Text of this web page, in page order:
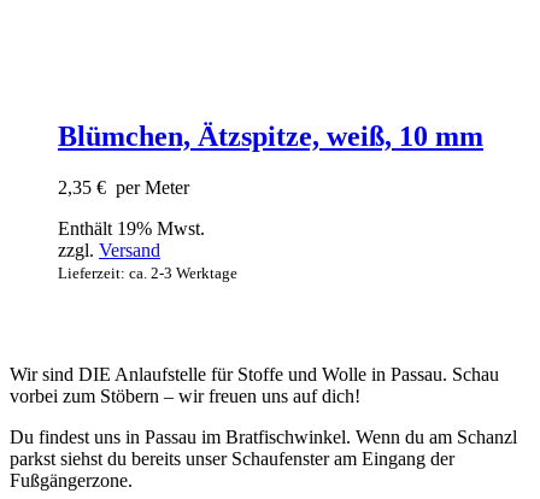
Blümchen, Ätzspitze, weiß, 10 mm
2,35 € per Meter
Enthält 19% Mwst.
zzgl. Versand
Lieferzeit: ca. 2-3 Werktage
Wir sind DIE Anlaufstelle für Stoffe und Wolle in Passau. Schau
vorbei zum Stöbern – wir freuen uns auf dich!
Du findest uns in Passau im Bratfischwinkel. Wenn du am Schanzl
parkst siehst du bereits unser Schaufenster am Eingang der
Fußgängerzone.